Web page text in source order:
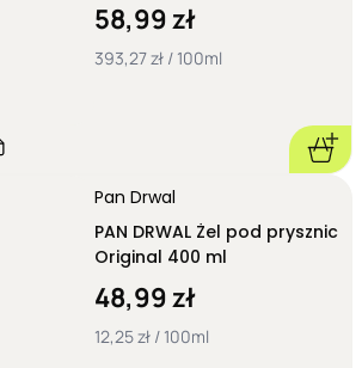
58,99 zł
393,27 zł / 100ml
Pan Drwal
PAN DRWAL Żel pod prysznic
Original 400 ml
48,99 zł
12,25 zł / 100ml